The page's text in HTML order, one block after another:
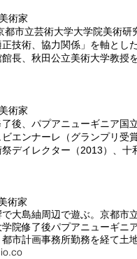
術家
都市立芸術大学大学院美術
技術、協力関係」を軸とし
長、秋田公立美術大学教授
術家
後、パプアニューギニア国
エンナーレ（グランプリ
デイレクター（2013）、
術家
大島紬周辺で遊ぶ。京都市
院修了後パプアニューギ
市計画事務所勤務を経て